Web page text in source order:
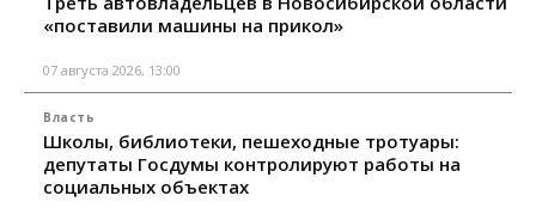
«поставили машины на прикол»
07 августа 2026, 13:00
Власть
Школы, библиотеки, пешеходные тротуары:
депутаты Госдумы контролируют работы на
социальных объектах